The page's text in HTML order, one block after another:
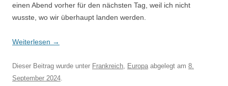
einen Abend vorher für den nächsten Tag, weil ich nicht
wusste, wo wir überhaupt landen werden.
Weiterlesen →
Dieser Beitrag wurde unter Frankreich Europa abgelegt am 8.
September 2024